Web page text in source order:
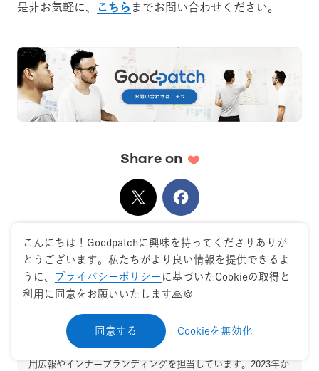
是非お気軽に、
こちら までお問い合わせください。
Share on
XでシェアFacebook
Kaori Sugimoto
2017年5月グッドパッチ入社。Public Relations グループで採
用広報やインナーブランディングを担当しています。2023年か
こんにちは！Goodpatchに興味を持ってくださりありが
とうございます。私たちがより良い情報を提供できるよ
うに、
プライバシーポリシー に基づいたCookieの取得と
利用に同意をお願いいたします🙏🍪
同意する Cookieを無効化